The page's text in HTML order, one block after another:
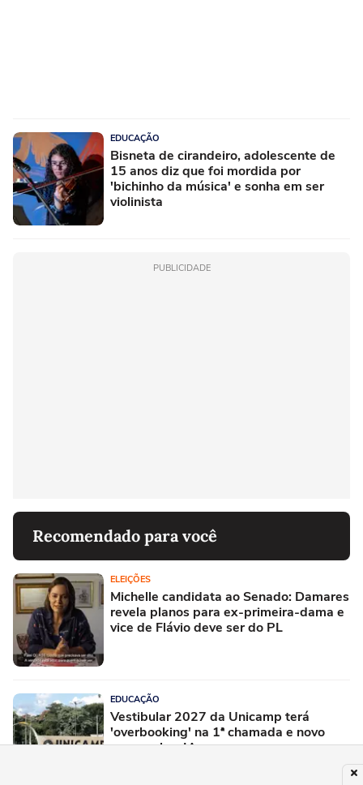
EDUCAÇÃO
Bisneta de cirandeiro, adolescente de
15 anos diz que foi mordida por
'bichinho da música' e sonha em ser
violinista
PUBLICIDADE
Recomendado para você
ELEIÇÕES
Michelle candidata ao Senado: Damares
revela planos para ex-primeira-dama e
vice de Flávio deve ser do PL
EDUCAÇÃO
Vestibular 2027 da Unicamp terá
'overbooking' na 1ª chamada e novo
curso sobre IA